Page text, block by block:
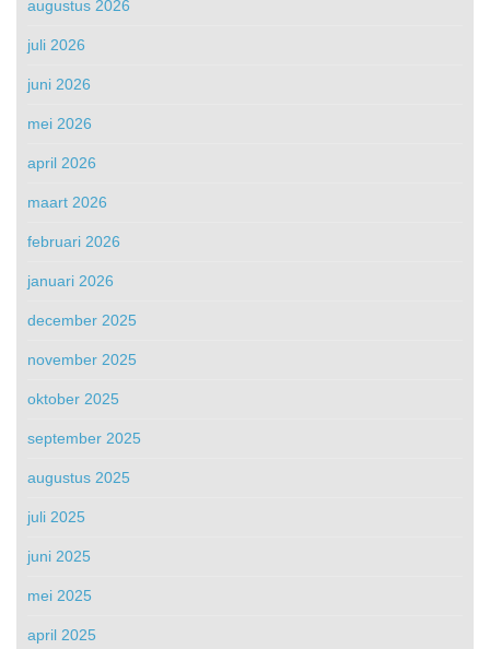
augustus 2026
juli 2026
juni 2026
mei 2026
april 2026
maart 2026
februari 2026
januari 2026
december 2025
november 2025
oktober 2025
september 2025
augustus 2025
juli 2025
juni 2025
mei 2025
april 2025